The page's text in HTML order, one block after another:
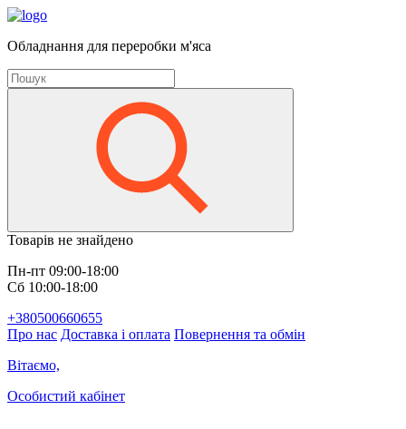
Обладнання для переробки м'яса
Товарів не знайдено
Пн-пт 09:00-18:00
Сб 10:00-18:00
+380500660655
Про нас Доставка і оплата Повернення та обмін
Вітаємо,
Особистий кабінет